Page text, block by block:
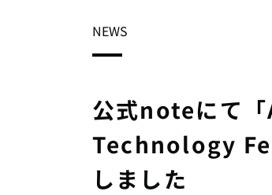
NEWS
公式noteにて「
Technology
しました